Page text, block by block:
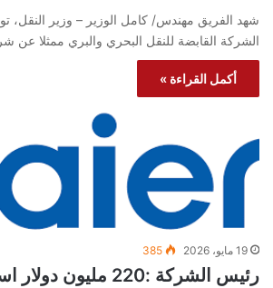
شهد الفريق مهندس/ كامل الوزير – وزير النقل،
الشركة القابضة للنقل البحري والبري ممثلا عن
أكمل القراءة »
19 مايو، 2026 385
رئيس الشركة :220